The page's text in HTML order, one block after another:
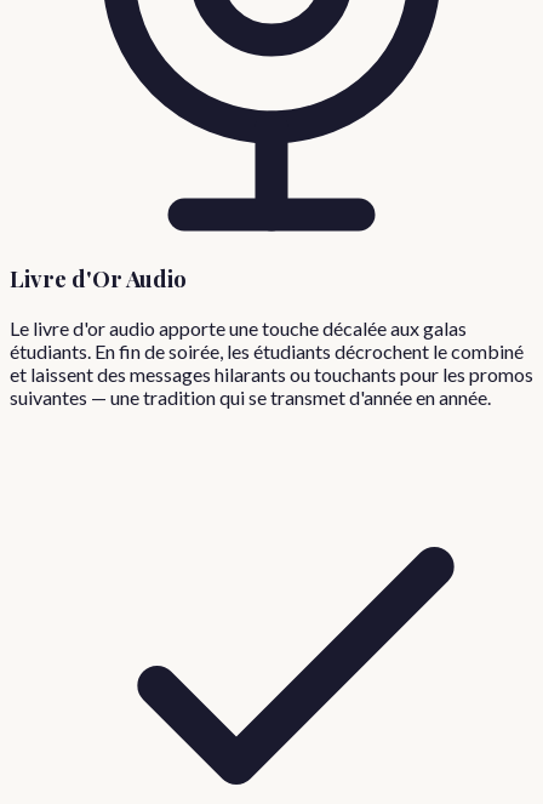
Livre d'Or Audio
Le livre d'or audio apporte une touche décalée aux galas
étudiants. En fin de soirée, les étudiants décrochent le combiné
et laissent des messages hilarants ou touchants pour les promos
suivantes — une tradition qui se transmet d'année en année.